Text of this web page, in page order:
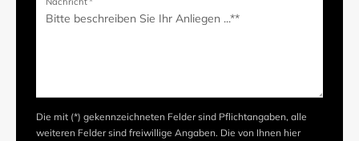
Die mit (*) gekennzeichneten Felder sind Pflichtangaben, alle
weiteren Felder sind freiwillige Angaben. Die von Ihnen hier